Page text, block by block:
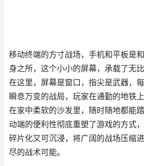
移动终端的方寸战场，手机和平板是
身之所，这个小小的屏幕，承载了无
在这里，屏幕是窗口，指尖是武器，
瞬息万变的战局，玩家在通勤的地铁
在家中柔软的沙发里，随时随地都能
动端的便利性彻底重塑了游戏的方式
碎片化又可沉浸，将广阔的战场压缩
尽的战术可能。